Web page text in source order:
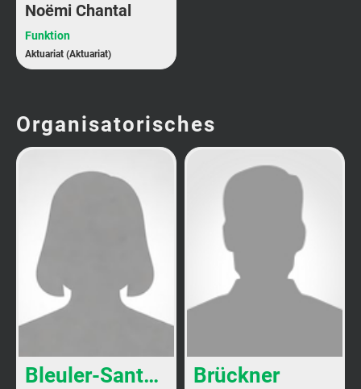
Noëmi Chantal
Funktion
Aktuariat (Aktuariat)
Organisatorisches
Bleuler-Santoro Brückner